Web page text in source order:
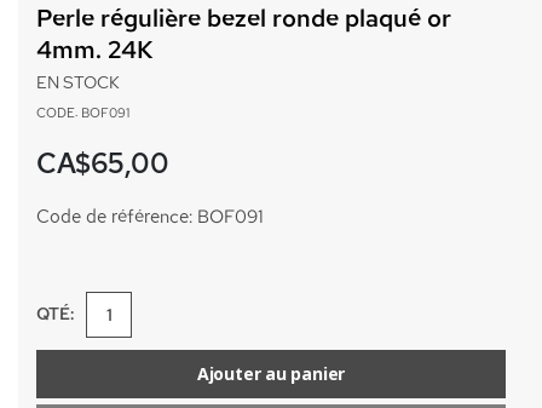
début
d’images
Perle régulière bezel ronde plaqué or
4mm. 24K
EN STOCK
CODE: BOF091
CA$65,00
Code de référence: BOF091
QTÉ:
Ajouter au panier